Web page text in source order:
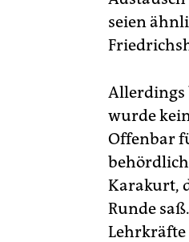
seien
Allerdings
wurde
Offenbar
Karakurt,
Runde
Lehrkräfte